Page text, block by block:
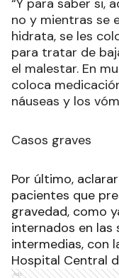
“Y para saber si,
no y mientras se
hidrata, se les
para tratar de
el malestar. En
coloca
náuseas y los
Casos graves
Por último,
pacientes que
gravedad, como
internados en las
intermedias, con
Hospital Central
Ads